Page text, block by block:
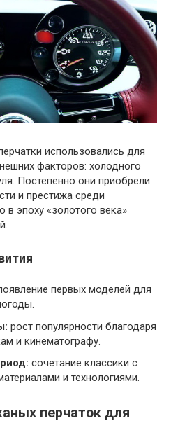
использовались для
факторов: холодного
Постепенно они приобрели
и престижа среди
в эпоху «золотого века»
первых моделей для
рост популярности благодаря
и кинематографу.
сочетание классики с
и технологиями.
перчаток для